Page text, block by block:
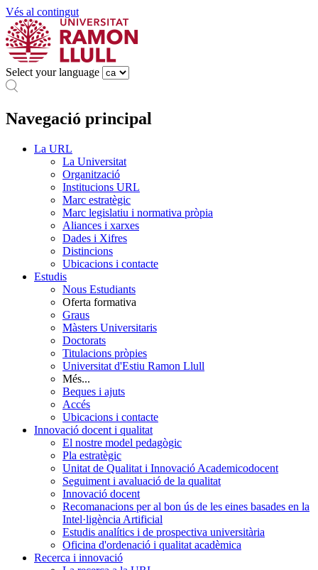
Vés al contingut
Select your language
Navegació principal
La URL
La Universitat
Organització
Institucions URL
Marc estratègic
Marc legislatiu i normativa pròpia
Aliances i xarxes
Dades i Xifres
Distincions
Ubicacions i contacte
Estudis
Nous Estudiants
Oferta formativa
Graus
Màsters Universitaris
Doctorats
Titulacions pròpies
Universitat d'Estiu Ramon Llull
Més...
Beques i ajuts
Accés
Ubicacions i contacte
Innovació docent i qualitat
El nostre model pedagògic
Pla estratègic
Unitat de Qualitat i Innovació Academicodocent
Seguiment i avaluació de la qualitat
Innovació docent
Recomanacions per al bon ús de les eines basades en la
Intel·ligència Artificial
Estudis analítics i de prospectiva universitària
Oficina d'ordenació i qualitat acadèmica
Recerca i innovació